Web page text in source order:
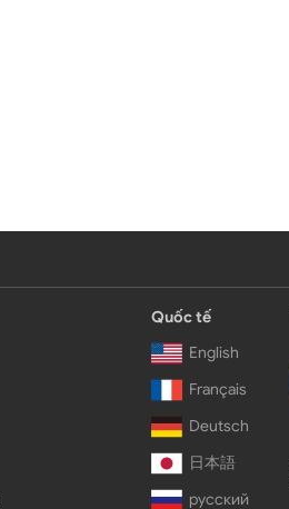
Quốc tế
English
Français
Deutsch
日本語
русский